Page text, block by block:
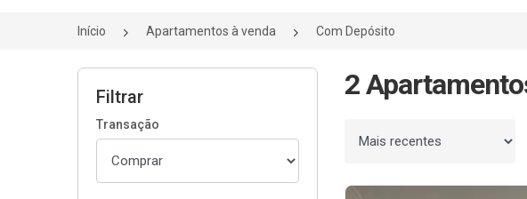
Início Apartamentos à venda Com Depósito
Filtrar
Transação
2
Ordenar por